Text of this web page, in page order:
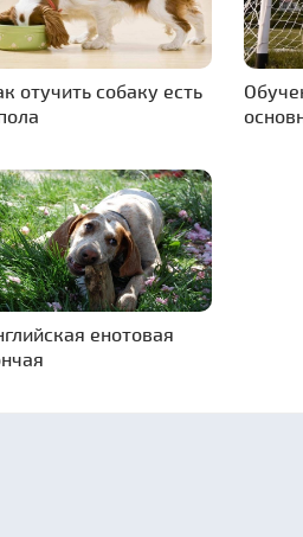
отучить собаку есть
енотовая